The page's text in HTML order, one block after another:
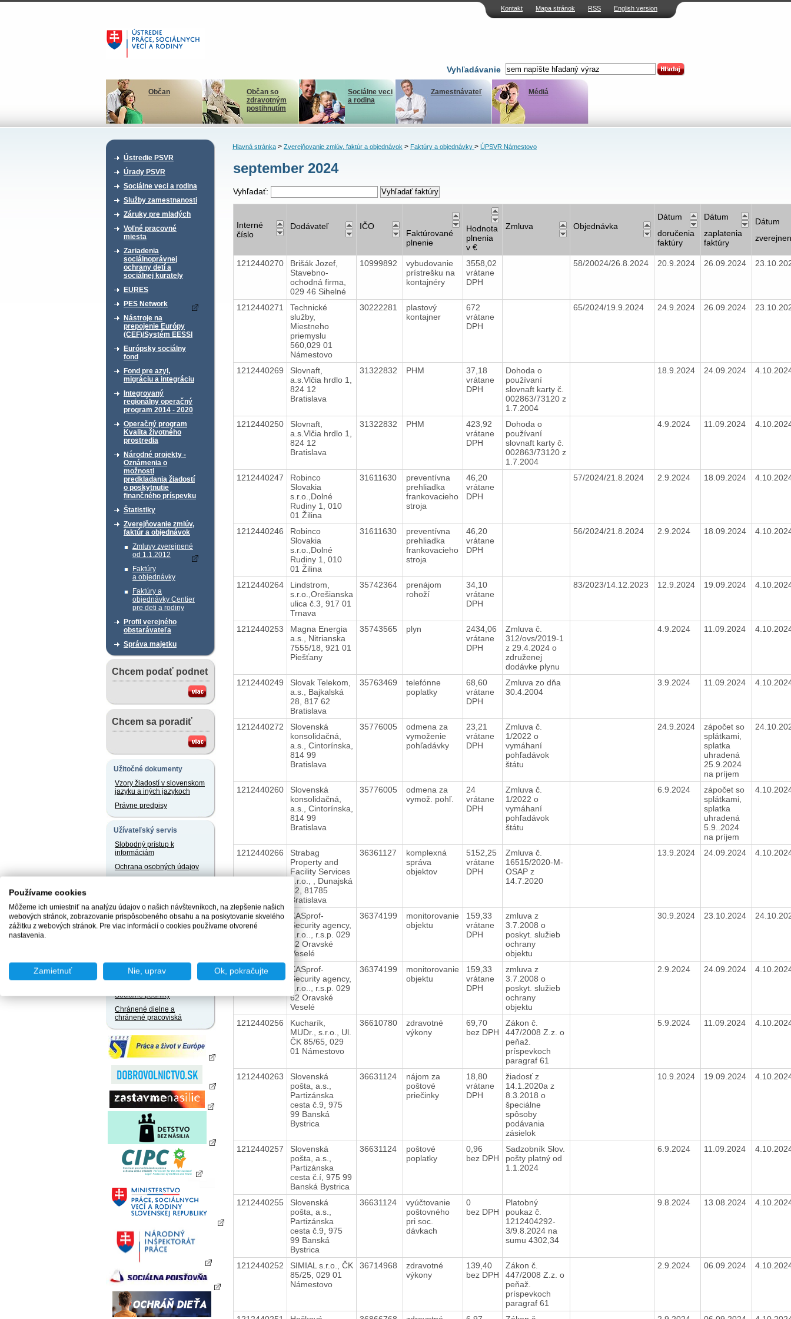
Kontakt Mapa stránok RSS English version
Vyhľadávanie
Občan
Občan so
zdravotným
postihnutím
Sociálne veci
a rodina
Zamestnávateľ Médiá
Ústredie PSVR
Úrady PSVR
Sociálne veci a rodina
Služby zamestnanosti
Záruky pre mladých
Voľné pracovné
miesta
Zariadenia
sociálnoprávnej
ochrany detí a
sociálnej kurately
EURES
PES Network
Nástroje na
prepojenie Európy
(CEF)/Systém EESSI
Európsky sociálny
fond
Fond pre azyl,
migráciu a integráciu
Integrovaný
regionálny operačný
program 2014 - 2020
Operačný program
Kvalita životného
prostredia
Národné projekty -
Oznámenia o
možnosti
predkladania žiadostí
o poskytnutie
finančného príspevku
Štatistiky
Zverejňovanie zmlúv,
faktúr a objednávok
Zmluvy zverejnené
od 1.1.2012
Faktúry
a objednávky
Faktúry a
objednávky Centier
pre deti a rodiny
Profil verejného
obstarávateľa
Správa majetku
Chcem podať podnet
Chcem sa poradiť
Užitočné dokumenty
Vzory žiadostí v slovenskom
jazyku a iných jazykoch
Právne predpisy
Užívateľský servis
Slobodný prístup k
informáciám
Ochrana osobných údajov
Naše registre
Sprostredkovatelia
Agentúry dočasného
zamestnávania
Sociálne podniky
Chránené dielne a
chránené pracoviská
Hlavná stránka> Zverejňovanie zmlúv, faktúr a objednávok> Faktúry a objednávky > ÚPSVR Námestovo
september 2024
Vyhľadať:
Interné
číslo
Dodávateľ IČO
Faktúrované
plnenie
Hodnota
plnenia
v €
Zmluva Objednávka
Dátum
doručenia
faktúry
Dátum
zaplatenia
faktúry
Dátum
1212440270
Brišák Jozef,
Stavebno-
ochodná firma,
029 46 Sihelné
10999892
vybudovanie
prístrešku na
kontajnéry
3558,02
vrátane
DPH
58/20024/26.8.2024 20.9.2024 26.09.2024
1212440271
Technické
služby,
Miestneho
priemyslu
560,029 01
Námestovo
30222281
plastový
kontajner
672
vrátane
DPH
65/2024/19.9.2024 24.9.2024 26.09.2024
1212440269
Slovnaft,
a.s.Vlčia hrdlo 1,
824 12
Bratislava
31322832 PHM
37,18
vrátane
DPH
Dohoda o
používaní
slovnaft karty č.
002863/73120 z
1.7.2004
18.9.2024 24.09.2024
1212440250
Slovnaft,
a.s.Vlčia hrdlo 1,
824 12
Bratislava
31322832 PHM
423,92
vrátane
DPH
Dohoda o
používaní
slovnaft karty č.
002863/73120 z
1.7.2004
4.9.2024 11.09.2024
1212440247
Robinco
Slovakia
s.r.o.,Dolné
Rudiny 1, 010
01 Žilina
31611630
preventívna
prehliadka
frankovacieho
stroja
46,20
vrátane
DPH
57/2024/21.8.2024 2.9.2024 18.09.2024
1212440246
Robinco
Slovakia
s.r.o.,Dolné
Rudiny 1, 010
01 Žilina
31611630
preventívna
prehliadka
frankovacieho
stroja
46,20
vrátane
DPH
56/2024/21.8.2024 2.9.2024 18.09.2024
1212440264
Lindstrom,
s.r.o.,Orešianska
ulica č.3, 917 01
Trnava
35742364
prenájom
rohoží
34,10
vrátane
DPH
83/2023/14.12.2023 12.9.2024 19.09.2024
1212440253
Magna Energia
a.s., Nitrianska
7555/18, 921 01
Piešťany
35743565 plyn
2434,06
vrátane
DPH
Zmluva č.
312/ovs/2019-1
z 29.4.2024 o
združenej
dodávke plynu
4.9.2024 11.09.2024
1212440249
Slovak Telekom,
a.s., Bajkalská
28, 817 62
Bratislava
35763469
telefónne
poplatky
68,60
vrátane
DPH
Zmluva zo dňa
30.4.2004
3.9.2024 11.09.2024
1212440272
Slovenská
konsolidačná,
a.s., Cintorínska,
814 99
Bratislava
35776005
odmena za
vymoženie
pohľadávky
23,21
vrátane
DPH
Zmluva č.
1/2022 o
vymáhaní
pohľadávok
štátu
24.9.2024
zápočet so
splátkami,
splatka
uhradená
25.9.2024
na príjem
1212440260
Slovenská
konsolidačná,
a.s., Cintorínska,
814 99
Bratislava
35776005
odmena za
vymož. pohľ.
24
vrátane
DPH
Zmluva č.
1/2022 o
vymáhaní
pohľadávok
štátu
6.9.2024
zápočet so
splátkami,
splatka
uhradená
5.9..2024
na príjem
1212440266
Strabag
Property and
Facility Services
s.r.o., , Dunajská
32, 81785
Bratislava
36361127
komplexná
správa
objektov
5152,25
vrátane
DPH
Zmluva č.
16515/2020-M-
OSAP z
14.7.2020
13.9.2024 24.09.2024
1212440274
KASprof-
Security agency,
s.r.o.., r.s.p. 029
62 Oravské
Veselé
36374199
monitorovanie
objektu
159,33
vrátane
DPH
zmluva z
3.7.2008 o
poskyt. služieb
ochrany
objektu
30.9.2024 23.10.2024
1212440248
KASprof-
Security agency,
s.r.o.., r.s.p. 029
62 Oravské
Veselé
36374199
monitorovanie
objektu
159,33
vrátane
DPH
zmluva z
3.7.2008 o
poskyt. služieb
ochrany
objektu
2.9.2024 24.09.2024
1212440256
Kucharík,
MUDr., s.r.o., Ul.
ČK 85/65, 029
01 Námestovo
36610780
zdravotné
výkony
69,70
bez DPH
Zákon č.
447/2008 Z.z. o
peňaž.
príspevkoch
paragraf 61
5.9.2024 11.09.2024
1212440263
Slovenská
pošta, a.s.,
Partizánska
cesta č.9, 975
99 Banská
Bystrica
36631124
nájom za
poštové
priečinky
18,80
vrátane
DPH
žiadosť z
14.1.2020a z
8.3.2018 o
špeciálne
spôsoby
podávania
zásielok
10.9.2024 19.09.2024
1212440257
Slovenská
pošta, a.s.,
Partizánska
cesta č.í, 975 99
Banská Bystrica
36631124
poštové
poplatky
0,96
bez DPH
Sadzobník Slov.
pošty platný od
1.1.2024
6.9.2024 11.09.2024
1212440255
Slovenská
pošta, a.s.,
Partizánska
cesta č.9, 975
99 Banská
Bystrica
36631124
vyúčtovanie
poštovného
pri soc.
dávkach
0
bez DPH
Platobný
poukaz č.
1212404292-
3/9.8.2024 na
sumu 4302,34
9.8.2024 13.08.2024
1212440252
SIMIAL s.r.o., ČK
85/25, 029 01
Námestovo
36714968
zdravotné
výkony
139,40
bez DPH
Zákon č.
447/2008 Z.z. o
peňaž.
príspevkoch
paragraf 61
2.9.2024 06.09.2024
Používame cookies
Môžeme ich umiestniť na analýzu údajov o našich návštevníkoch, na zlepšenie našich
webových stránok, zobrazovanie prispôsobeného obsahu a na poskytovanie skvelého
zážitku z webových stránok. Pre viac informácií o cookies používame otvorené
nastavenia.
Zamietnuť Nie, uprav Ok, pokračujte